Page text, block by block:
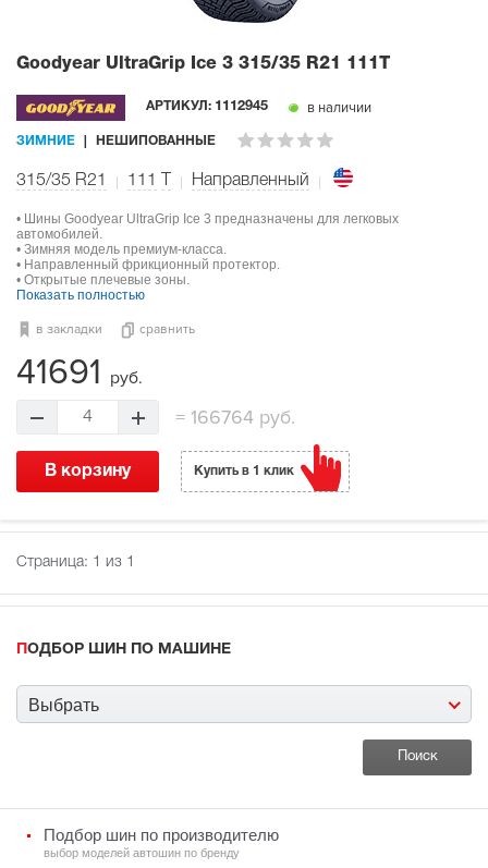
Goodyear UltraGrip Ice 3 315/35 R21 111T
АРТИКУЛ: 1112945 в наличии
ЗИМНИЕ НЕШИПОВАННЫЕ
315/35 R21 111 Направленный
• Шины Goodyear UltraGrip Ice 3 предназначены для легковых
автомобилей.
• Зимняя модель премиум-класса.
• Направленный фрикционный протектор.
• Открытые плечевые зоны.
Показать полностью
в закладки сравнить
41691 руб.
4 =166764 руб.
В корзину Купить в 1 клик
Страница: 1 из 1
ПОДБОР ШИН ПО МАШИНЕ
Выбрать
Подбор шин по производителю
выбор моделей автошин по бренду